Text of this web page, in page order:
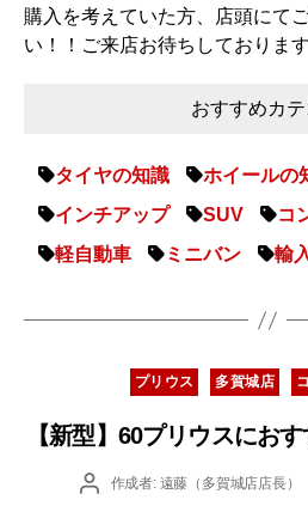
購入を考えていた方、店頭にて
い！！ご来店お待ちしております
おすすめカテ
タイヤの知識 ホイールの
インチアップ
SUV
コ
軽自動車
ミニバン 輸
カ
テ
ゴ
リ
プリウス 多賀城店
【新型】60プリウスにお
投
作成者: 遠藤（多賀城店店長）